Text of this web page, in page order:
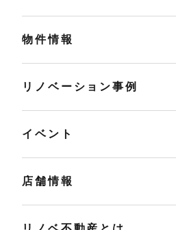
物件情報
リノベーション事例
イベント
店舗情報